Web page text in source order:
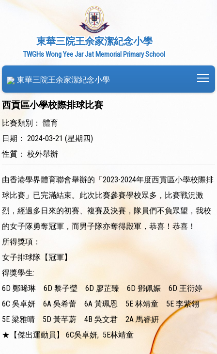
東華三院王余家潔紀念小學
TWGHs Wong Yee Jar Jat Memorial Primary School
東華三院王余家潔紀念小學
西貢區小學校際排球比賽
比賽類別： 體育
日期： 2024-03-21 (星期四)
性質： 校外舉辦
由香港學界體育聯會舉辦的「2023-2024年度西貢區小學校際排
球比賽」已完滿結束。此次比賽參賽學校眾多，比賽戰況激
烈，經過多日來的初賽、複賽及決賽，隊員們不負眾望，我校
的女子隊勇奪冠軍，而男子隊亦奪得殿軍，恭喜！恭喜！
所得獎項：
女子排球隊【冠軍】
得獎學生:
6D 鄭晞琳 6D 黎子瑩 6D 廖芷臻 6D 鄧佩娠 6D 王衍婷
6C 吳卓妍 6A 吳希蕾 6A 黃珮恩 5E 林靖童 5E 李紫翎
5E 梁雅晴 5D 黃芊蔚 4B 吳文君 2A 馬睿妍
★【傑出運動員】 6C吳卓妍, 5E林靖童